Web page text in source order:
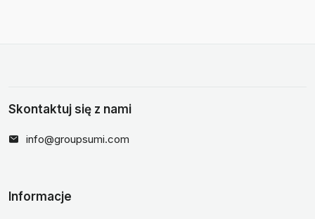
Skontaktuj się z nami
info@groupsumi.com
Informacje